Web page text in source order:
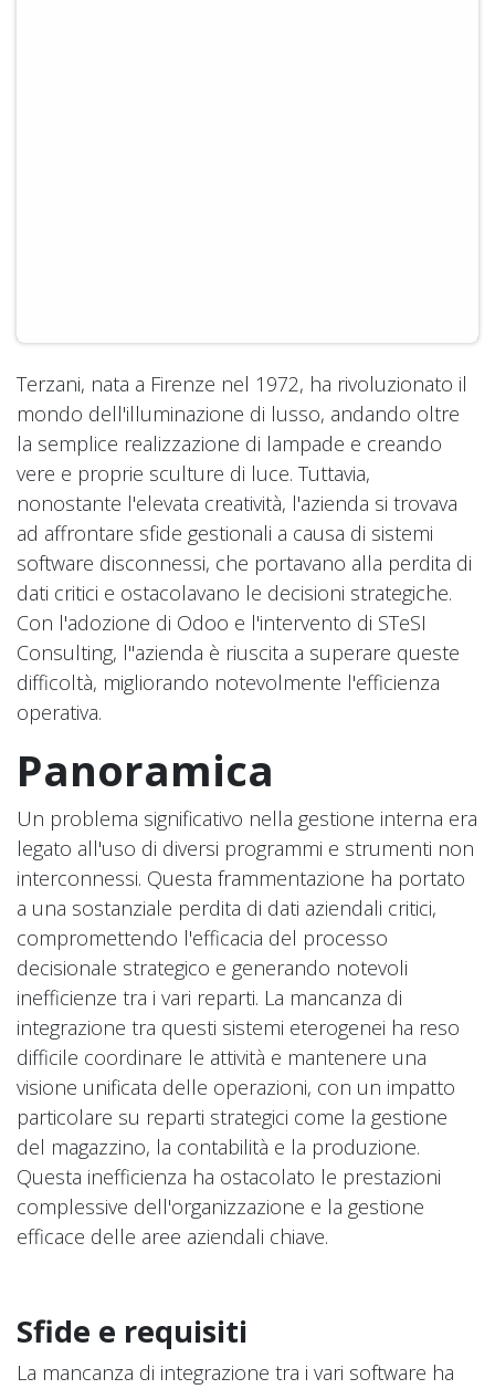
Terzani, nata a Firenze nel 1972, ha rivoluzionato il
mondo dell'illuminazione di lusso, andando oltre
la semplice realizzazione di lampade e creando
vere e proprie sculture di luce. Tuttavia,
nonostante l'elevata creatività, l'azienda si trovava
ad affrontare sfide gestionali a causa di sistemi
software disconnessi, che portavano alla perdita di
dati critici e ostacolavano le decisioni strategiche.
Con l'adozione di Odoo e l'intervento di STeSI
Consulting, l''azienda è riuscita a superare queste
difficoltà, migliorando notevolmente l'efficienza
operativa.
Panoramica
Un problema significativo nella gestione interna era
legato all'uso di diversi programmi e strumenti non
interconnessi. Questa frammentazione ha portato
a una sostanziale perdita di dati aziendali critici,
compromettendo l'efficacia del processo
decisionale strategico e generando notevoli
inefficienze tra i vari reparti. La mancanza di
integrazione tra questi sistemi eterogenei ha reso
difficile coordinare le attività e mantenere una
visione unificata delle operazioni, con un impatto
particolare su reparti strategici come la gestione
del magazzino, la contabilità e la produzione.
Questa inefficienza ha ostacolato le prestazioni
complessive dell'organizzazione e la gestione
efficace delle aree aziendali chiave.
Sfide e requisiti
La mancanza di integrazione tra i vari software ha